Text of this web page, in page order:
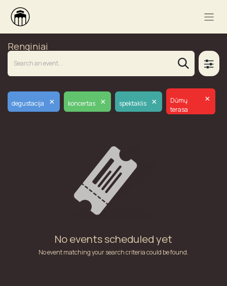
Renginiai
degustacija × koncertas × spektaklis ×
Dūmų
terasa
×
No events scheduled yet
No event matching your search criteria could be found.